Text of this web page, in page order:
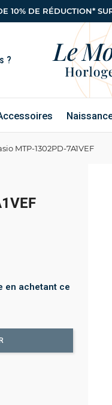
10% DE RÉDUCTION*
MTP-1302PD-7A1VEF
en achetant ce